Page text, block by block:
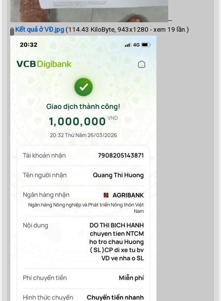
--
Kết quả ở VĐ.jpg(114.43 KiloByte, 943x1280 - xem 19 lần.)